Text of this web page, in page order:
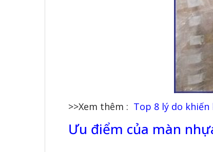
>>Xem thêm : Top 8 lý do khiến
Ưu điểm của màn